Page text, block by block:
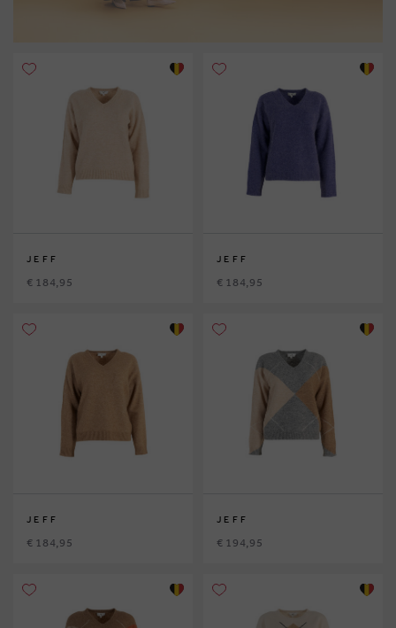
JEFF
€ 184,95
JEFF
€ 184,95
JEFF
€ 184,95
JEFF
€ 194,95